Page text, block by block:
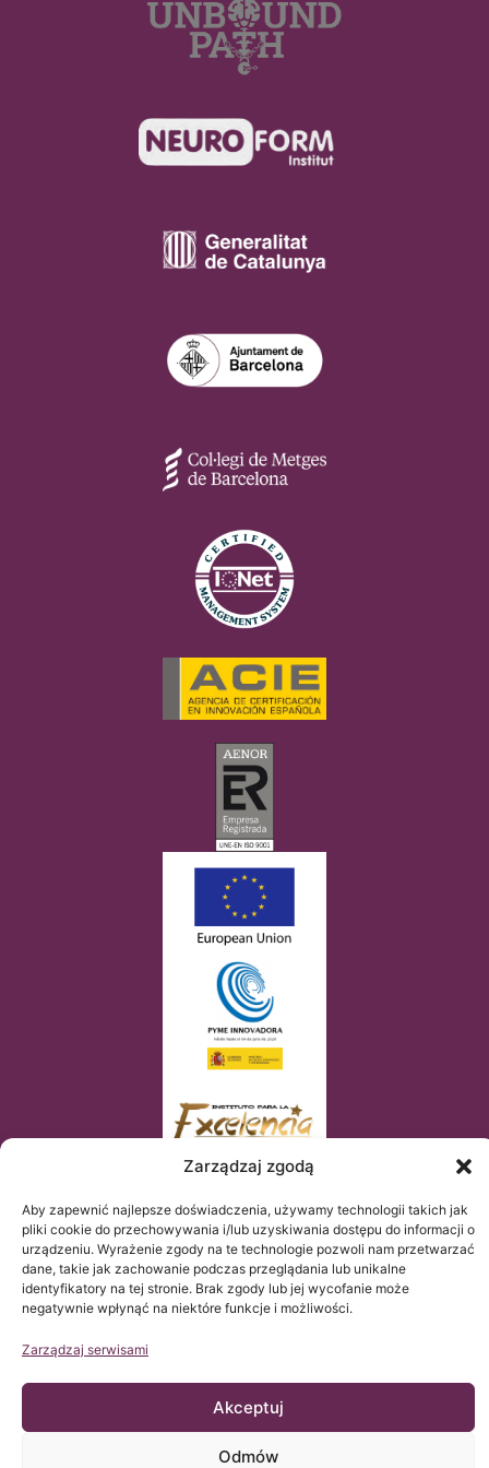
Zarządzaj zgodą
Aby zapewnić najlepsze doświadczenia, używamy technologii takich jak
pliki cookie do przechowywania i/lub uzyskiwania dostępu do informacji o
urządzeniu. Wyrażenie zgody na te technologie pozwoli nam przetwarzać
dane, takie jak zachowanie podczas przeglądania lub unikalne
identyfikatory na tej stronie. Brak zgody lub jej wycofanie może
negatywnie wpłynąć na niektóre funkcje i możliwości.
Zarządzaj serwisami
Akceptuj
Odmów
© Copyright Institut Chiari 2025
Instytut Chiari & Siringomielia & Escoliosis de Barcelona (ICSEB)
spełnia wymogi Rozporządzenia UE 2016/679 (RGPD).
tekstu oryginalnego umieszczonego na stronie web po